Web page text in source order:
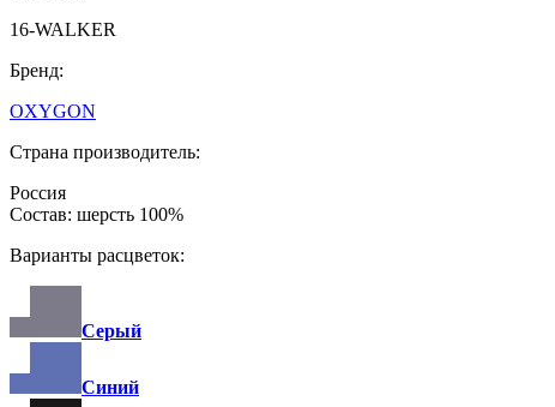
16-WALKER
Бренд:
OXYGON
Страна производитель:
Россия
Состав: шерсть 100%
Варианты расцветок:
Серый
Синий